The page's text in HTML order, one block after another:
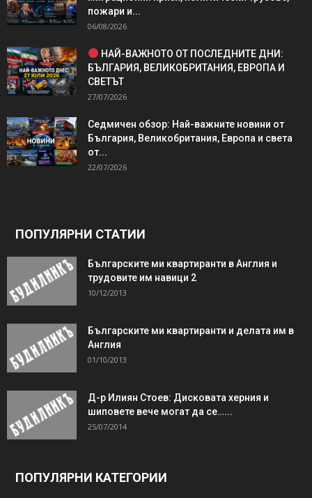
пожари и...
06/08/2026
НАЙ-ВАЖНОТО ОТ ПОСЛЕДНИТЕ ДНИ:
БЪЛГАРИЯ, ВЕЛИКОБРИТАНИЯ, ЕВРОПА И
СВЕТЪТ
27/07/2026
Седмичен обзор: Най-важните новини от
България, Великобритания, Европа и света
от...
22/07/2026
ПОПУЛЯРНИ СТАТИИ
Българските ми квартиранти в Англия и
трудовите им навици 2
10/12/2013
Българските ми квартиранти и делата им в
Англия
01/10/2013
Д-р Илиян Стоев: Дисковата херния и
шиповете вече могат да се…...
25/07/2014
ПОПУЛЯРНИ КАТЕГОРИИ